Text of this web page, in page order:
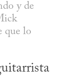
y de
que lo